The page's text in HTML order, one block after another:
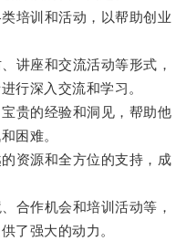
训和活动，以帮助创业
座和交流活动等形式，
行深入交流和学习。
贵的经验和洞见，帮助他
困难。
资源和全方位的支持，成
作机会和培训活动等，
了强大的动力。